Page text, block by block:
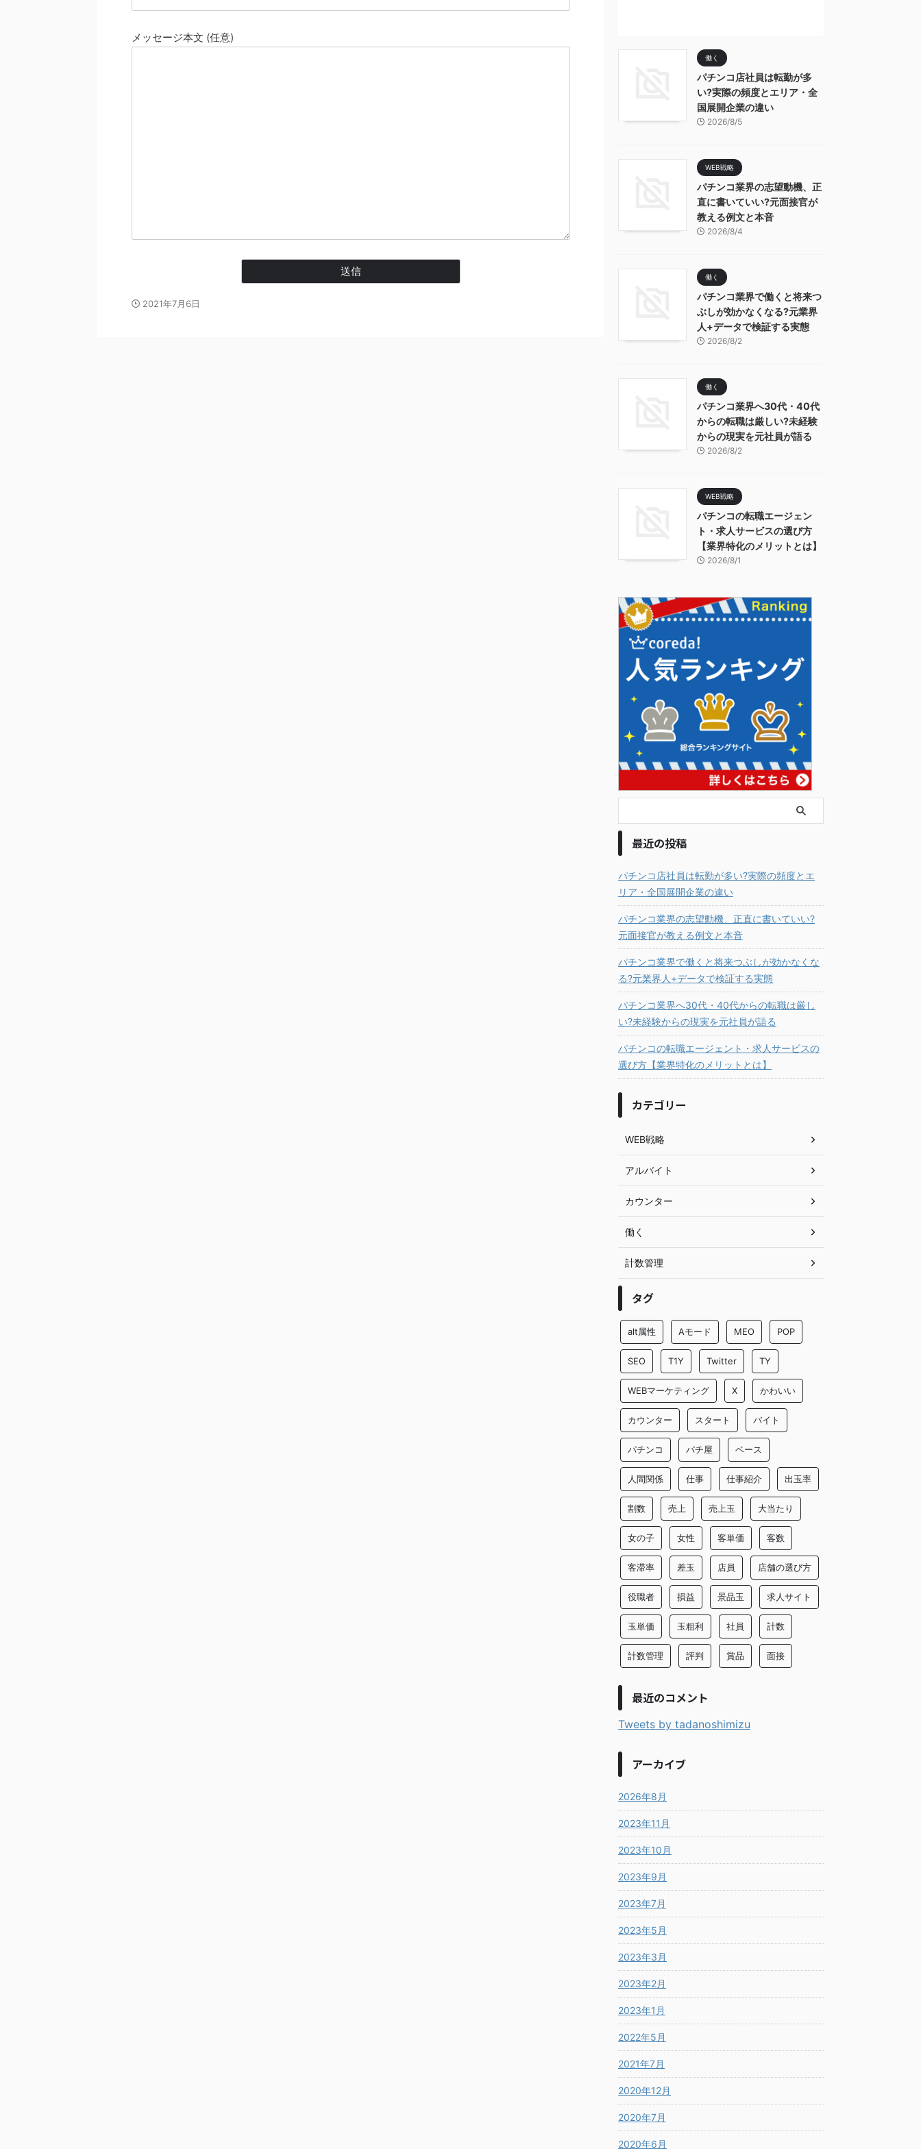
メッセージ本文 (任意)
2021年7月6日
働く
パチンコ店社員は転勤が多
い?実際の頻度とエリア・全
国展開企業の違い
2026/8/5
WEB戦略
パチンコ業界の志望動機、正
直に書いていい?元面接官が
教える例文と本音
2026/8/4
働く
パチンコ業界で働くと将来つ
ぶしが効かなくなる?元業界
人+データで検証する実態
2026/8/2
働く
パチンコ業界へ30代・40代
からの転職は厳しい?未経験
からの現実を元社員が語る
2026/8/2
WEB戦略
パチンコの転職エージェン
ト・求人サービスの選び方
【業界特化のメリットとは】
2026/8/1
最近の投稿
パチンコ店社員は転勤が多い?実際の頻度とエ
リア・全国展開企業の違い
パチンコ業界の志望動機、正直に書いていい?
元面接官が教える例文と本音
パチンコ業界で働くと将来つぶしが効かなくな
る?元業界人+データで検証する実態
パチンコ業界へ30代・40代からの転職は厳し
い?未経験からの現実を元社員が語る
パチンコの転職エージェント・求人サービスの
選び方【業界特化のメリットとは】
カテゴリー
WEB戦略
アルバイト
カウンター
働く
計数管理
タグ
alt属性 Aモード MEO POP
SEO T1Y Twitter TY
WEBマーケティング X かわいい
カウンター スタート バイト
パチンコ パチ屋 ベース
人間関係 仕事 仕事紹介 出玉率
割数 売上 売上玉 大当たり
女の子 女性 客単価 客数
客滞率 差玉 店員 店舗の選び方
役職者 損益 景品玉 求人サイト
玉単価 玉粗利 社員 計数
計数管理 評判 賞品 面接
最近のコメント
Tweets by tadanoshimizu
アーカイブ
2026年8月
2023年11月
2023年10月
2023年9月
2023年7月
2023年5月
2023年3月
2023年2月
2023年1月
2022年5月
2021年7月
2020年12月
2020年7月
2020年6月